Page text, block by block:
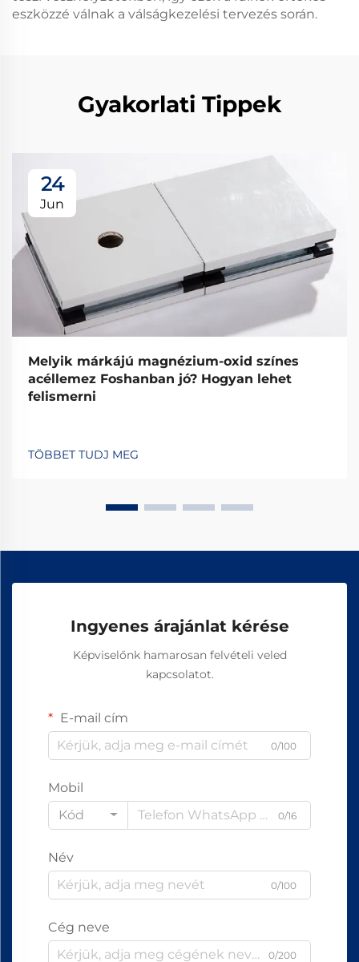
eszközzé válnak a válságkezelési tervezés során.
Gyakorlati Tippek
24
Jun
Melyik márkájú magnézium-oxid színes
acéllemez Foshanban jó? Hogyan lehet
felismerni
TÖBBET TUDJ MEG
Ingyenes árajánlat kérése
Képviselőnk hamarosan felvételi veled
kapcsolatot.
E-mail cím
0/100
Mobil
Kód
0/16
Név
0/100
Cég neve
0/200